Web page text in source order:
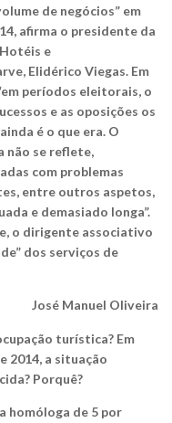
de negócios” em
afirma o presidente da
e
Elidérico Viegas. Em
períodos eleitorais, o
e as oposições os
é o que era. O
não se reflete,
com problemas
entre outros aspetos,
e demasiado longa”.
o dirigente associativo
dos serviços de
José Manuel Oliveira
turística? Em
2014, a situação
Porquê?
homóloga de 5 por